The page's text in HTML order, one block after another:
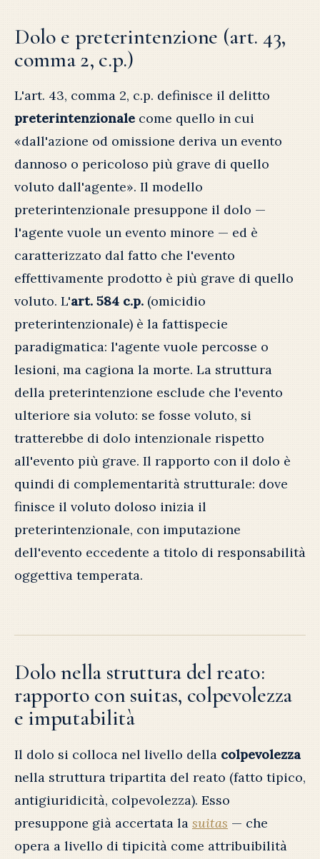
Dolo e preterintenzione (art. 43,
comma 2, c.p.)
L'art. 43, comma 2, c.p. definisce il delitto
preterintenzionale come quello in cui
«dall'azione od omissione deriva un evento
dannoso o pericoloso più grave di quello
voluto dall'agente». Il modello
preterintenzionale presuppone il dolo —
l'agente vuole un evento minore — ed è
caratterizzato dal fatto che l'evento
effettivamente prodotto è più grave di quello
voluto. L'art. 584 c.p. (omicidio
preterintenzionale) è la fattispecie
paradigmatica: l'agente vuole percosse o
lesioni, ma cagiona la morte. La struttura
della preterintenzione esclude che l'evento
ulteriore sia voluto: se fosse voluto, si
tratterebbe di dolo intenzionale rispetto
all'evento più grave. Il rapporto con il dolo è
quindi di complementarità strutturale: dove
finisce il voluto doloso inizia il
preterintenzionale, con imputazione
dell'evento eccedente a titolo di responsabilità
oggettiva temperata.
Dolo nella struttura del reato:
rapporto con suitas, colpevolezza
e imputabilità
Il dolo si colloca nel livello della colpevolezza
nella struttura tripartita del reato (fatto tipico,
antigiuridicità, colpevolezza). Esso
presuppone già accertata la suitas — che
opera a livello di tipicità come attribuibilità